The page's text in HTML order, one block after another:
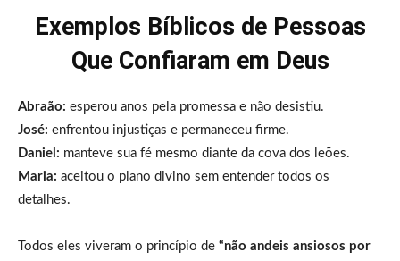
Exemplos Bíblicos de Pessoas
Que Confiaram em Deus
Abraão: esperou anos pela promessa e não desistiu.
José: enfrentou injustiças e permaneceu firme.
Daniel: manteve sua fé mesmo diante da cova dos leões.
Maria: aceitou o plano divino sem entender todos os
detalhes.
Todos eles viveram o princípio de “não andeis ansiosos por